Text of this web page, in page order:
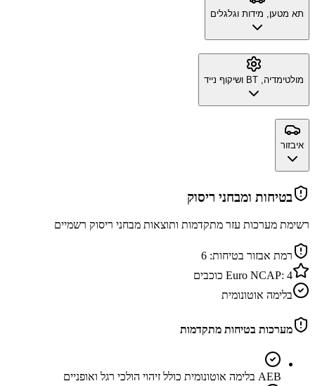
תא מטען, מידות וגלגלים
מולטימדיה, BT ושיקוף נייד
איבזור
בטיחות ומבחני ריסוק
רשימת מערכות עזר מתקדמות ותוצאות מבחני ריסוק רשמיים
רמת אבזור בטיחות: 6
Euro NCAP: 4
כוכבים
בלימה אוטונומית
מערכות בטיחות מתקדמות
AEB בלימה אוטונומית כולל זיהוי הולכי רגל ואופניים